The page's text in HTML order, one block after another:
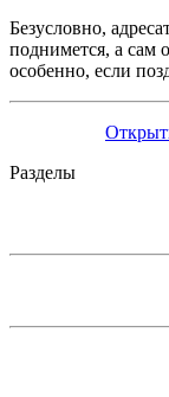
Безусловно,
поднимется, а сам
особенно, если
Разделы